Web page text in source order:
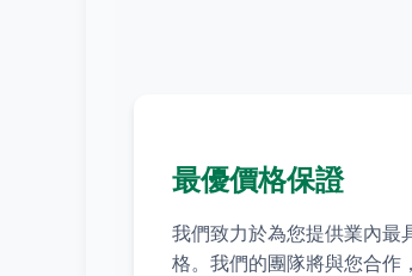
最優價格保證
我們致力於為您提供業內最
格。我們的團隊將與您合作